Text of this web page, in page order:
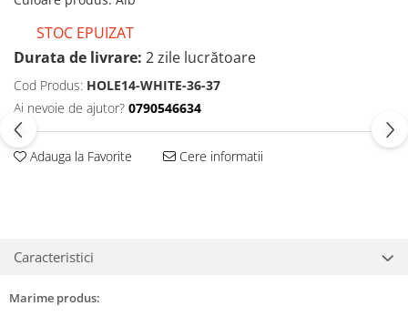
STOC EPUIZAT
Durata de livrare: 2 zile lucrătoare
Cod Produs: HOLE14-WHITE-36-37
Ai nevoie de ajutor? 0790546634
Adauga la Favorite Cere informatii
Caracteristici
Marime produs: